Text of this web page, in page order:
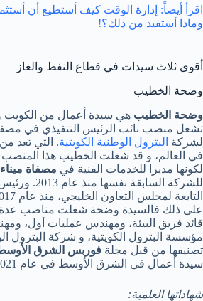
اقرأ أيضاً: إدارة الوقت كيف أستطيع أن
وماذا أستفيد من ذلك؟!
أقوى ثلاث سيدات في قطاع النفط والغاز
وضحة الخطيب
وضحة الخطيب هي سيدة أعمال من الكويت
تشغل منصب نائب الرئيس التنفيذي في مصفاة
لشركة البترول الوطنية الكويتية. التي تعد
لكونها مديرا للخدمات الفنية في مصفاة
للشركة السابقة نفسها منذ عام 2013. ورئيس في
على ذلك فالسيدة وضحة شغلت مناصب عدة
قائد فريق البيئة، ومهندس عمليات أول،
مؤسسة البترول الكويتية، و شركة البترول
تصنيفها من قبل مجلة فوربس الشرق
سيدة أعمال في الشرق الأوسط في عام 2021.
شهاداتها العلمية: